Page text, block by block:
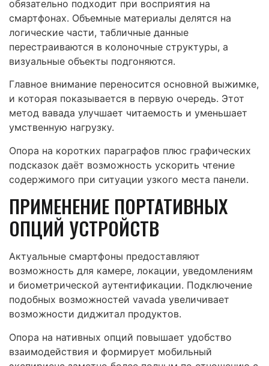
обязательно подходит при восприятия на
смартфонах. Объемные материалы делятся на
логические части, табличные данные
перестраиваются в колоночные структуры, а
визуальные объекты подгоняются.
Главное внимание переносится основной выжимке,
и которая показывается в первую очередь. Этот
метод вавада улучшает читаемость и уменьшает
умственную нагрузку.
Опора на коротких параграфов плюс графических
подсказок даёт возможность ускорить чтение
содержимого при ситуации узкого места панели.
ПРИМЕНЕНИЕ ПОРТАТИВНЫХ
ОПЦИЙ УСТРОЙСТВ
Актуальные смартфоны предоставляют
возможность для камере, локации, уведомлениям
и биометрической аутентификации. Подключение
подобных возможностей vavada увеличивает
возможности диджитал продуктов.
Опора на нативных опций повышает удобство
взаимодействия и формирует мобильный